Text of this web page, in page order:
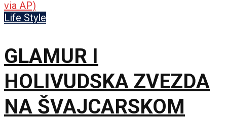
Life Style
GLAMUR I
HOLIVUDSKA ZVEZDA
NA ŠVAJCARSKOM